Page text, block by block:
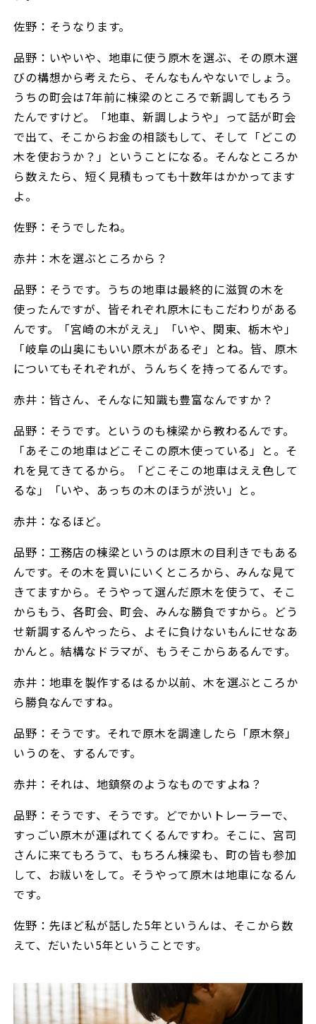
佐野：そうなります。
品野：いやいや、地車に使う原木を選ぶ、その原木選
びの構想から考えたら、そんなもんやないでしょう。
うちの町会は7年前に棟梁のところで新調してもろう
たんですけど。「地車、新調しようや」って話が町会
で出て、そこからお金の相談もして、そして「どこの
木を使おうか？」ということになる。そんなところか
ら数えたら、短く見積もっても十数年はかかってます
よ。
佐野：そうでしたね。
赤井：木を選ぶところから？
品野：そうです。うちの地車は最終的に滋賀の木を
使ったんですが、皆それぞれ原木にもこだわりがある
んです。「宮崎の木がええ」「いや、関東、栃木や」
「岐阜の山奥にもいい原木があるぞ」とね。皆、原木
についてもそれぞれが、うんちくを持ってるんです。
赤井：皆さん、そんなに知識も豊富なんですか？
品野：そうです。というのも棟梁から教わるんです。
「あそこの地車はどこそこの原木使っている」と。そ
れを見てきてるから。「どこそこの地車はええ色して
るな」「いや、あっちの木のほうが渋い」と。
赤井：なるほど。
品野：工務店の棟梁というのは原木の目利きでもある
んです。その木を買いにいくところから、みんな見て
きてますから。そうやって選んだ原木を使うて、そこ
からもう、各町会、町会、みんな勝負ですから。どう
せ新調するんやったら、よそに負けないもんにせなあ
かんと。結構なドラマが、もうそこからあるんです。
赤井：地車を製作するはるか以前、木を選ぶところか
ら勝負なんですね。
品野：そうです。それで原木を調達したら「原木祭」
いうのを、するんです。
赤井：それは、地鎮祭のようなものですよね？
品野：そうです、そうです。どでかいトレーラーで、
すっごい原木が運ばれてくるんですわ。そこに、宮司
さんに来てもろうて、もちろん棟梁も、町の皆も参加
して、お祓いをして。そうやって原木は地車になるん
です。
佐野：先ほど私が話した5年というんは、そこから数
えて、だいたい5年ということです。